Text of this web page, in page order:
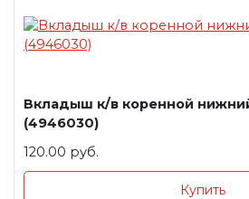
Вкладыш к/в коренной
(4946030)
120.00 руб.
Купить